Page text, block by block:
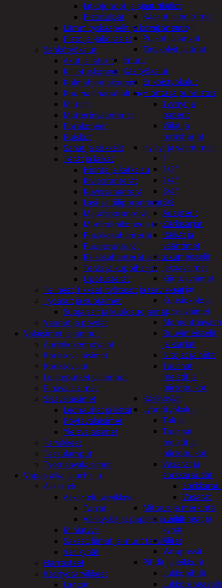
suuttimet
Kaasut ja polttimet
Lasit ja maskit
Puikot ja langat
Tinakolvit ja tinat
Imurit
Käsityökalut
Erikoistyökalut
Hionta ja puhdistus
Tyynyt ja
paperit
Viilat ja
teräsharjat
Hylsyt ja vääntimet
1"
1/2"
1/4"
3/4"
3/8
Adapterit
Kärkisarjat
Räikät ja
vääntimet
Iskumeisselit
Jakoavaimet
Kiintoavaimet
ja -sarjat
Kuusiokolo ja
torx-avaimet
Ruuvimeisselit
ja -sarjat
Nitojat ja niitit
Tuurnat,
meistit ja
piirtopuikot
Käsihöylät
Lyöntityökalut
Taltat
Tuurnat,
meistit ja
piirtopuikot
Vasarat ja
sorkkaraudat
Vasarat
Mittaus ja merkintä
Linjalangat ja
kynät
Mitat
Vatupassit
Pihdit ja leikkurit
Lukkopihdit
Jatkojohdot ja ajastinkellot
Pistotulpat
Lämmityskaapelit ja komponentit
Pisto ja -jakorasiat
Sähkötyökalut
Akut ja laturit
Kiillotuskoneet
Kulmahiomakoneet
Kuumailmapuhaltimet
Mittarit
Mutterinvääntimet
Porakoneet
Ruiskut
Sahat ja sirkkelit
Terät ja laikat
Hionta ja katkaisu
Kiviporanterät
Kuviosahanterä
Lasi- ja tiiliporanterät
Metalliporanterät
Monitoimikoneen terät
Puukkosahanterät
Puuporanterät
Reikäsahanterät ja istukat
Teräs ja kuppiharjat
Upotusterät
Telineet, tikkaat, työtasot ja tarvikkeet
Työasut ja suojaimet
Suojalasit ja kuulosuojaimet
Vaunut ja pöydät
Valaisimet ja lamput
Aurinkokennovalot
Koristevalaisimet
Koristevalot
Loisteputket ja lamput
Pihavalaisimet
Sisävalaisimet
Lednauhat ja listat
Pöytävalaisimet
Yleisvalaisimet
Tarvikkeet
Taskulamput
Työmaavalaisimet
Vapaa-aika ja urheilu
Askartelu
Askartelutarvikkeet
Tarrat
Värityskirjat paperit ja arkit
Miniatyyri
Sakset, liimat ja muut tarvikkeet
Värikynät
Harrasteet
Käsityötarvikkeet
Langat